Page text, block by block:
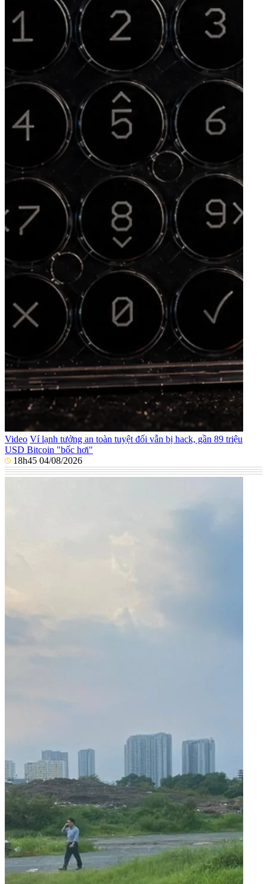
Video Ví lạnh tưởng an toàn tuyệt đối vẫn bị hack, gần 89 triệu
USD Bitcoin "bốc hơi"
18h45 04/08/2026